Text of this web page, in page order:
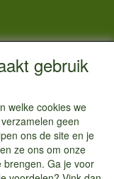
gebruik
welke cookies we
geen
ons de site en je
ze ons om onze
Ga je voor